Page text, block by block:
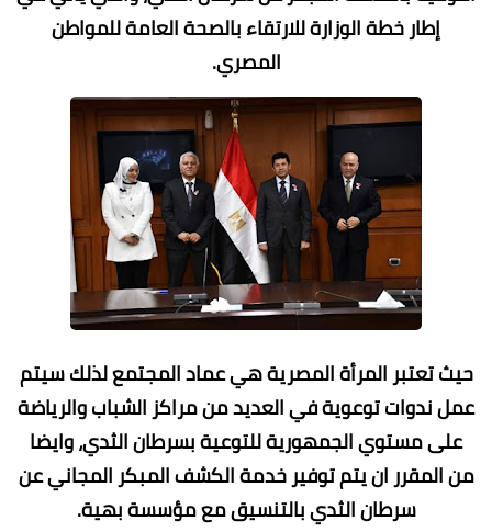
إطار خطة الوزارة للارتقاء بالصحة العامة للمواطن
المصري.
حيث تعتبر المرأة المصرية هي عماد المجتمع لذلك سيتم
عمل ندوات توعوية في العديد من مراكز الشباب والرياضة
على مستوي الجمهورية للتوعية بسرطان الثدي، وايضا
من المقرر ان يتم توفير خدمة الكشف المبكر المجاني عن
سرطان الثدي بالتنسيق مع مؤسسة بهية.